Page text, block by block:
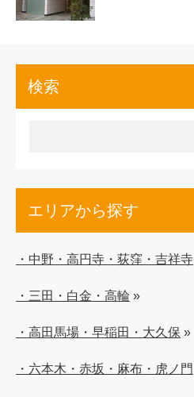
検索
エリアから探す
・中野・高円寺・荻窪・吉祥寺
・三田・白金・高輪 »
・高田馬場・早稲田・大久保 »
・六本木・赤坂・麻布・虎ノ門